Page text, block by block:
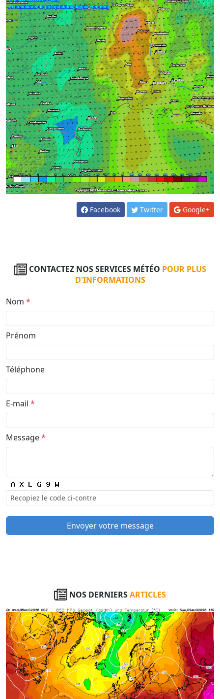
Facebook Twitter Google+
CONTACTEZ NOS SERVICES MÉTÉO POUR PLUS
D'INFORMATIONS
Nom *
Prénom
Téléphone
E-mail *
Message*
Envoyer votre message
NOS DERNIERSARTICLES